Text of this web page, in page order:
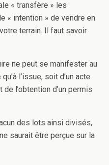
« transfère » les
« intention » de vendre en
terrain. Il faut savoir
ne peut se manifester au
l’issue, soit d’un acte
l’obtention d’un permis
des lots ainsi divisés,
saurait être perçue sur la